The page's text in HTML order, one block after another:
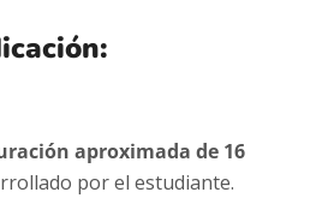
aproximada de 16
por el estudiante.